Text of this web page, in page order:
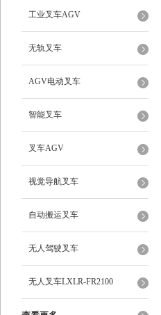
工业叉车AGV
无轨叉车
AGV电动叉车
智能叉车
叉车AGV
视觉导航叉车
自动搬运叉车
无人驾驶叉车
无人叉车LXLR-FR2100